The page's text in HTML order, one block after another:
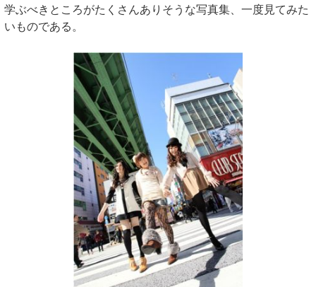
学ぶべきところがたくさんありそうな写真集、一度見てみた
いものである。